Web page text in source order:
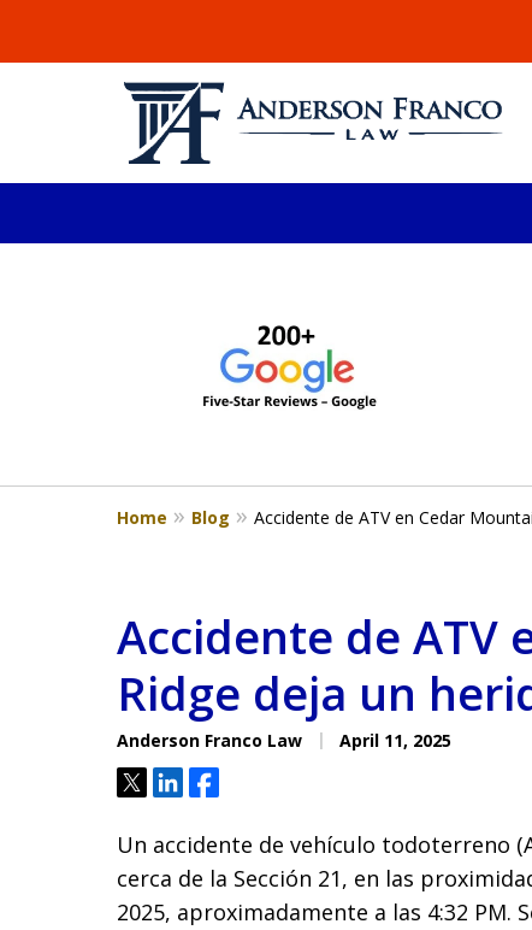
Millones recuperados en el área
4
Home Blog Accidente de ATV en Cedar
Accidente de ATV
Ridge deja un
Anderson Franco Law April 11, 2025
TweetShareShare
Un accidente de vehículo todoterreno
cerca de la Sección 21, en las
2025, aproximadamente a las 4:32 PM.